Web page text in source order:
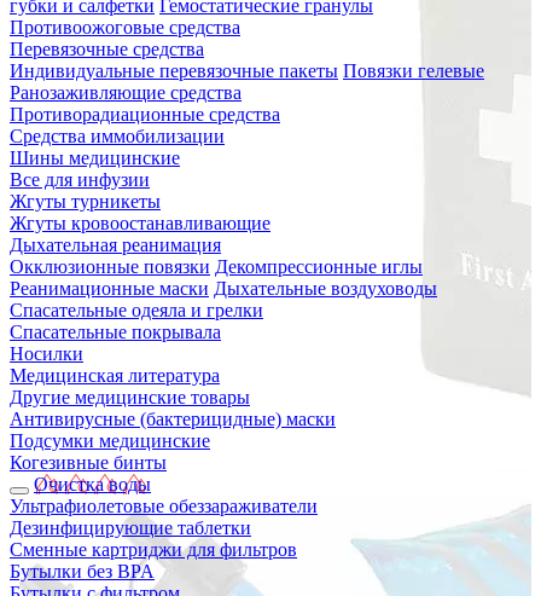
губки и салфетки Гемостатические гранулы
Противоожоговые средства
Перевязочные средства
Индивидуальные перевязочные пакеты Повязки гелевые
Ранозаживляющие средства
Противорадиационные средства
Средства иммобилизации
Шины медицинские
Все для инфузии
Жгуты турникеты
Жгуты кровоостанавливающие
Дыхательная реанимация
Окклюзионные повязки Декомпрессионные иглы
Реанимационные маски Дыхательные воздуховоды
Спасательные одеяла и грелки
Спасательные покрывала
Носилки
Медицинская литература
Другие медицинские товары
Антивирусные (бактерицидные) маски
Подсумки медицинские
Когезивные бинты
Очистка воды
Ультрафиолетовые обеззараживатели
Дезинфицирующие таблетки
Сменные картриджи для фильтров
Бутылки без BPA